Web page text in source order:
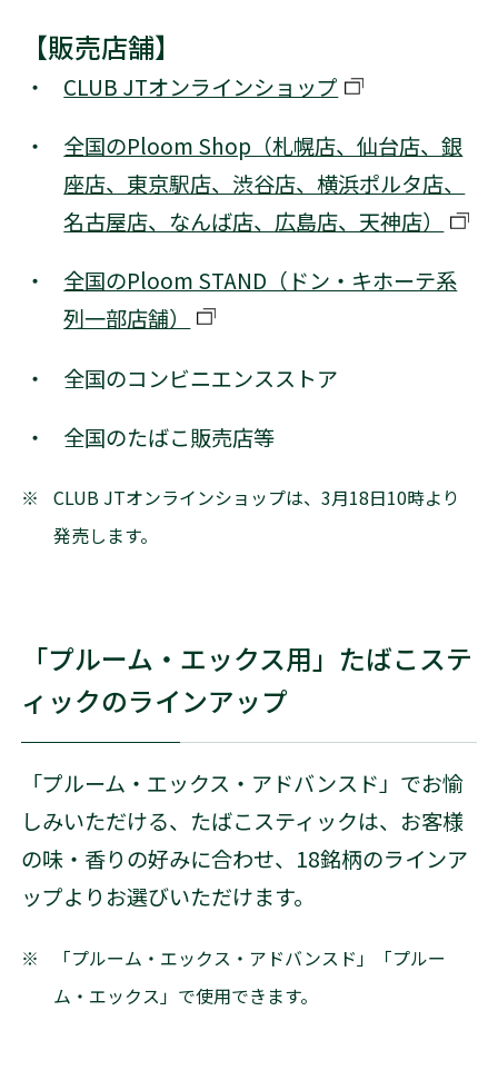
【販売店舗】
CLUB JTオンラインショップ
全国のPloom Shop（札幌店、仙台店、銀
座店、東京駅店、渋谷店、横浜ポルタ店、
名古屋店、なんば店、広島店、天神店）
全国のPloom STAND（ドン・キホーテ系
列一部店舗）
全国のコンビニエンスストア
全国のたばこ販売店等
※
CLUB JTオンラインショップは、3月18日10時より
発売します。
「プルーム・エックス用」たばこステ
ィックのラインアップ
「プルーム・エックス・アドバンスド」でお愉
しみいただける、たばこスティックは、お客様
の味・香りの好みに合わせ、18銘柄のラインア
ップよりお選びいただけます。
※
「プルーム・エックス・アドバンスド」「プルー
ム・エックス」で使用できます。